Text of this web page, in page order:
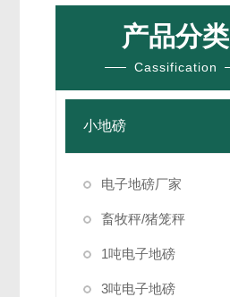
产品分类
Cassification
小地磅
电子地磅厂家
畜牧秤/猪笼秤
1吨电子地磅
3吨电子地磅